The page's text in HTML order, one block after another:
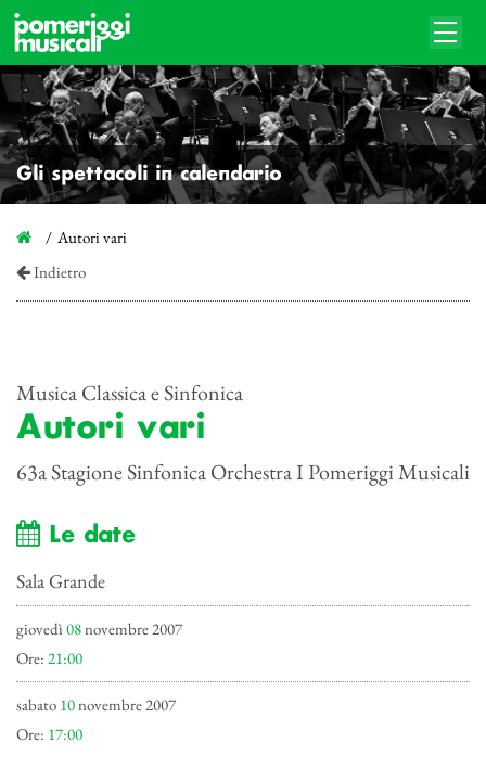
Gli spettacoli in calendario
Autori vari
Indietro
Musica Classica e Sinfonica
Autori vari
63a Stagione Sinfonica Orchestra I Pomeriggi Musicali
Le date
Sala Grande
giovedì 08novembre 2007
Ore: 21:00
sabato 10novembre 2007
Ore: 17:00